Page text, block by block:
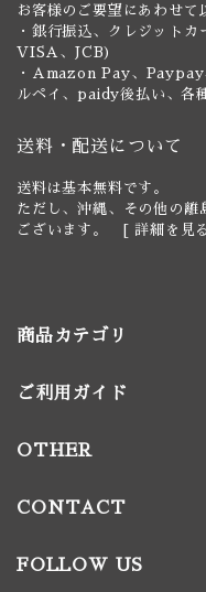
お客様のご要望にあわせて
・銀行振込、クレジット
VISA、JCB)
・Amazon Pay、
ルペイ、paidy後払い、
送料・配送について
送料は基本無料です。
ただし、沖縄、その他の
ございます。 [ 詳細を見る
商品カテゴリ
照明器具
ペンダントライト｜多灯
ご利用ガイド
OTHER
CONTACT
FOLLOW US